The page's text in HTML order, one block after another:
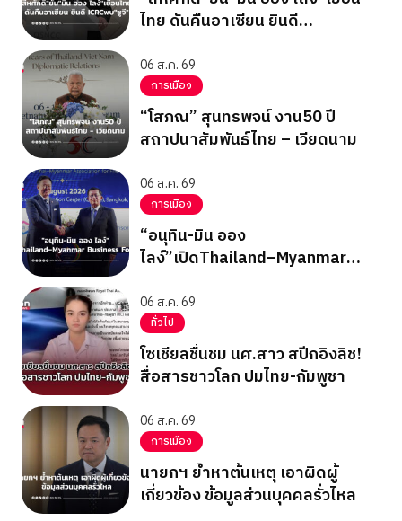
ไทย ดันคืนอาเซียน ยินดี
06 ส.ค. 69
การเมือง
“โสภณ” สุนทรพจน์ งาน50 ปี
สถาปนาสัมพันธ์ไทย – เวียดนาม
06 ส.ค. 69
การเมือง
“อนุทิน-มิน ออง
ไลง์”เปิดThailand–Myanmar
06 ส.ค. 69
ทั่วไป
โซเชียลชื่นชม นศ.สาว สปีกอิงลิช!
สื่อสารชาวโลก ปมไทย-กัมพูชา
06 ส.ค. 69
การเมือง
นายกฯ ย้ำหาต้นเหตุ เอาผิดผู้
เกี่ยวข้อง ข้อมูลส่วนบุคคลรั่วไหล